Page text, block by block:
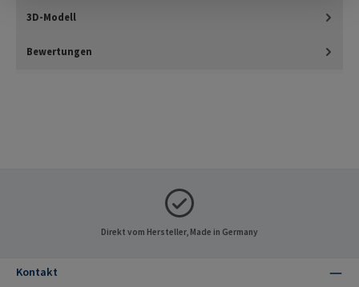
3D-Modell
Bewertungen
Direkt vom Hersteller, Made in Germany
Kontakt